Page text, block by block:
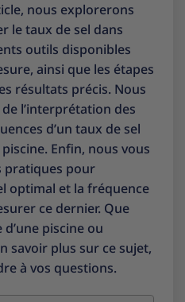
nous explorerons
le taux de sel dans
outils disponibles
ainsi que les étapes
résultats précis. Nous
l’interprétation des
d’un taux de sel
Enfin, nous vous
pratiques pour
optimal et la fréquence
ce dernier. Que
piscine ou
savoir plus sur ce sujet,
à vos questions.